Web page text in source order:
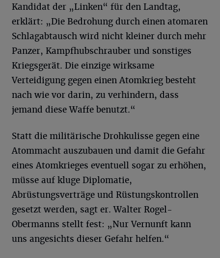
Kandidat der „Linken“ für den Landtag,
erklärt: „Die Bedrohung durch einen atomaren
Schlagabtausch wird nicht kleiner durch mehr
Panzer, Kampfhubschrauber und sonstiges
Kriegsgerät. Die einzige wirksame
Verteidigung gegen einen Atomkrieg besteht
nach wie vor darin, zu verhindern, dass
jemand diese Waffe benutzt.“
Statt die militärische Drohkulisse gegen eine
Atommacht auszubauen und damit die Gefahr
eines Atomkrieges eventuell sogar zu erhöhen,
müsse auf kluge Diplomatie,
Abrüstungsverträge und Rüstungskontrollen
gesetzt werden, sagt er. Walter Rogel-
Obermanns stellt fest: „Nur Vernunft kann
uns angesichts dieser Gefahr helfen.“